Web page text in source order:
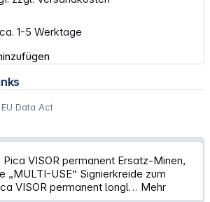
1-5 Werktage
Data Act
Pica VISOR permanent Ersatz-Minen,
„MULTI-USE“ Signierkreide zum
VISOR permanent longl… Mehr